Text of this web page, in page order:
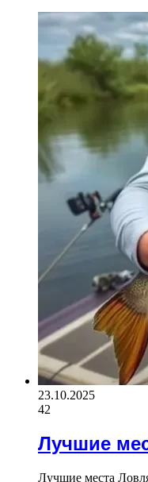
23.10.2025
42
Лучшие
Лучшие места